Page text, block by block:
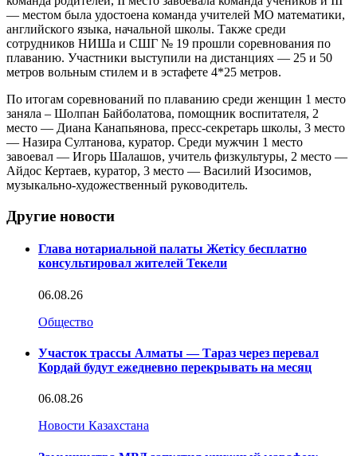
— местом была удостоена команда учителей МО математики,
английского языка, начальной школы. Также среди
сотрудников НИШа и СШГ № 19 прошли соревнования по
плаванию. Участники выступили на дистанциях — 25 и 50
метров вольным стилем и в эстафете 4*25 метров.
По итогам соревнований по плаванию среди женщин 1 место
заняла – Шолпан Байболатова, помощник воспитателя, 2
место — Диана Канапьянова, пресс-секретарь школы, 3 место
— Назира Султанова, куратор. Среди мужчин 1 место
завоевал — Игорь Шалашов, учитель физкультуры, 2 место —
Айдос Кертаев, куратор, 3 место — Василий Изосимов,
музыкально-художественный руководитель.
Другие новости
Глава нотариальной палаты Жетісу бесплатно
консультировал жителей Текели
06.08.26
Общество
Участок трассы Алматы — Тараз через перевал
Кордай будут ежедневно перекрывать на месяц
06.08.26
Новости Казахстана